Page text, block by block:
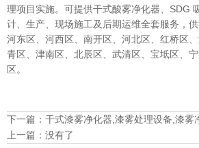
理项目实施。可提供干式酸雾净化器、SDG
计、生产、现场施工及后期运维全套服务，供
河东区、河西区、南开区、河北区、红桥区
青区、津南区、北辰区、武清区、宝坻区、
区。
下一篇： 干式漆雾净化器,漆雾处理设备,漆雾
上一篇： 没有了